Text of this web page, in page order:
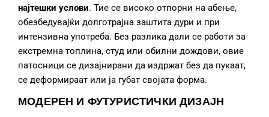
најтешки услови. Тие се високо отпорни на абење,
обезбедувајќи долготрајна заштита дури и при
интензивна употреба. Без разлика дали се работи за
екстремна топлина, студ или обилни дождови, овие
патосници се дизајнирани да издржат без да пукаат,
се деформираат или ја губат својата форма.
МОДЕРЕН И ФУТУРИСТИЧКИ ДИЗАЈН